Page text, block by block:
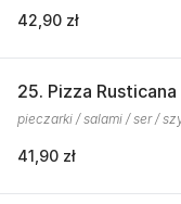
42,90 zł
25. Pizza Rusticana
pieczarki / salami / ser /
41,90 zł